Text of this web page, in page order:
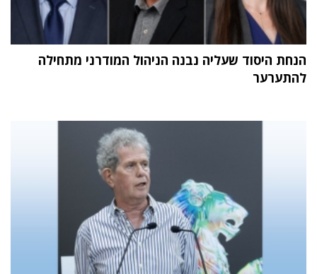
הנחת היסוד שעליה נבנה הניהול המודרני מתחילה
להתערער